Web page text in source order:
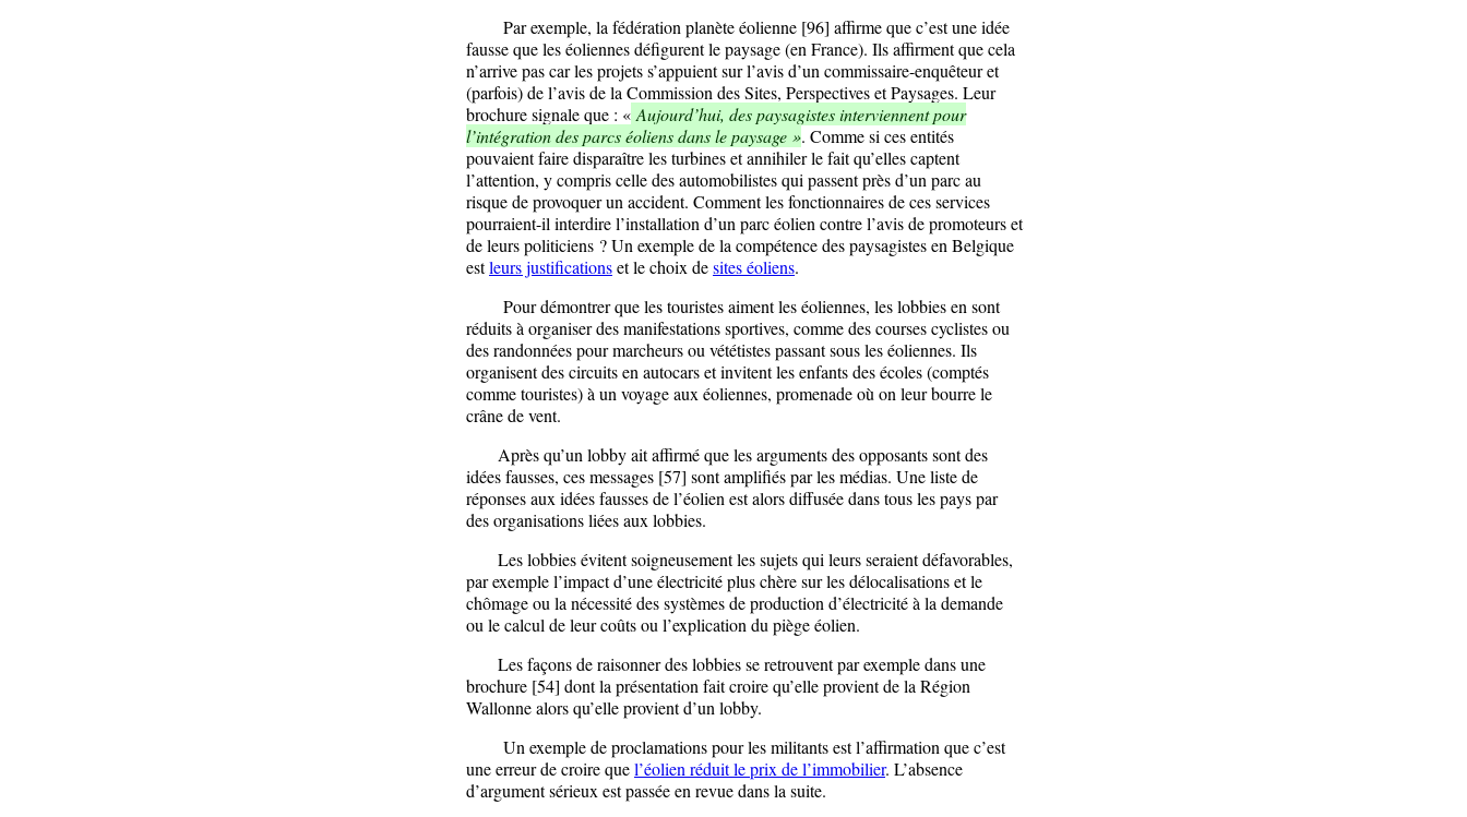
Par exemple, la fédération planète éolienne [96] affirme que c’est une idée
fausse que les éoliennes défigurent le paysage (en France). Ils affirment que cela
n’arrive pas car les projets s’appuient sur l’avis d’un commissaire-enquêteur et
(parfois) de l’avis de la Commission des Sites, Perspectives et Paysages. Leur
brochure signale que : « Aujourd’hui, des paysagistes interviennent pour
l’intégration des parcs éoliens dans le paysage ». Comme si ces entités
pouvaient faire disparaître les turbines et annihiler le fait qu’elles captent
l’attention, y compris celle des automobilistes qui passent près d’un parc au
risque de provoquer un accident. Comment les fonctionnaires de ces services
pourraient-il interdire l’installation d’un parc éolien contre l’avis de promoteurs et
de leurs politiciens ? Un exemple de la compétence des paysagistes en Belgique
estleurs justificationset le choix desites éoliens.
Pour démontrer que les touristes aiment les éoliennes, les lobbies en sont
réduits à organiser des manifestations sportives, comme des courses cyclistes ou
des randonnées pour marcheurs ou vététistes passant sous les éoliennes. Ils
organisent des circuits en autocars et invitent les enfants des écoles (comptés
comme touristes) à un voyage aux éoliennes, promenade où on leur bourre le
crâne de vent.
Après qu’un lobby ait affirmé que les arguments des opposants sont des
idées fausses, ces messages [57] sont amplifiés par les médias. Une liste de
réponses aux idées fausses de l’éolien est alors diffusée dans tous les pays par
des organisations liées aux lobbies.
Les lobbies évitent soigneusement les sujets qui leurs seraient défavorables,
par exemple l’impact d’une électricité plus chère sur les délocalisations et le
chômage ou la nécessité des systèmes de production d’électricité à la demande
ou le calcul de leur coûts ou l’explication du piège éolien.
Les façons de raisonner des lobbies se retrouvent par exemple dans une
brochure [54] dont la présentation fait croire qu’elle provient de la Région
Wallonne alors qu’elle provient d’un lobby.
Un exemple de proclamations pour les militants est l’affirmation que c’est
une erreur de croire quel’éolien réduit le prix de l’immobilier. L’absence
d’argument sérieux est passée en revue dans la suite.